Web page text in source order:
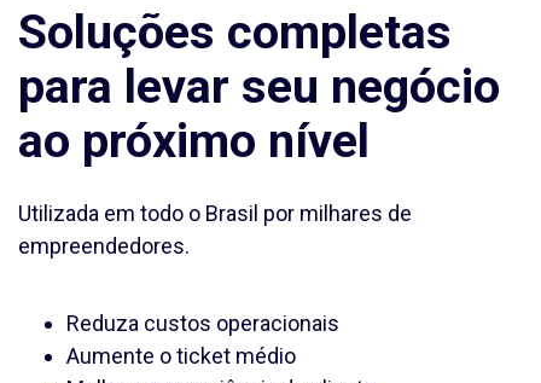
Soluções completas
para levar seu negócio
ao próximo nível
Utilizada em todo o Brasil por milhares de
empreendedores.
Reduza custos operacionais
Aumente o ticket médio